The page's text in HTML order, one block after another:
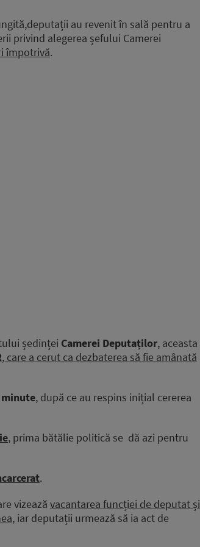
au revenit în sală pentru a
privind alegerea șefului Camerei
împotrivă.
ședinței Camerei Deputaților, aceasta
, care a cerut ca dezbaterea să fie amânată
minute, după ce au respins inițial cererea
, prima bătălie politică se dă azi pentru
.
vizează vacantarea funcției de deputat și
, iar deputații urmează să ia act de